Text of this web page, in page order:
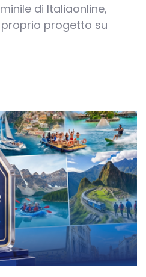
di Italiaonline,
progetto su